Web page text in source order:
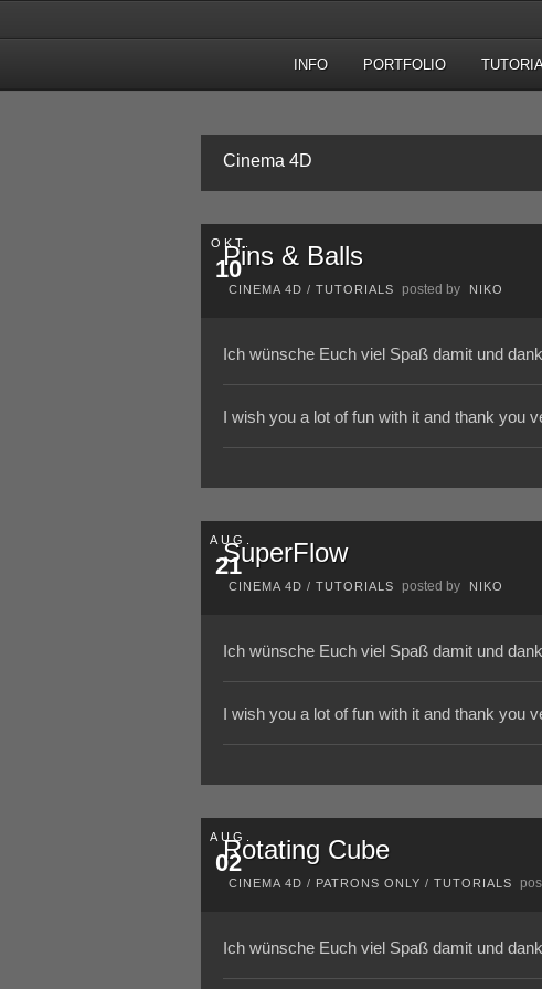
INFO PORTFOLIO
Cinema 4D
OKT.
10
Pins & Balls
CINEMA 4D / TUTORIALS posted by NIKO
Ich wünsche Euch viel Spaß damit und
I wish you a lot of fun with it and thank you
AUG.
21
SuperFlow
CINEMA 4D / TUTORIALS posted by NIKO
Ich wünsche Euch viel Spaß damit und
I wish you a lot of fun with it and thank you
AUG.
02
Rotating Cube
CINEMA 4D / PATRONS ONLY / TUTORIALS
Ich wünsche Euch viel Spaß damit und